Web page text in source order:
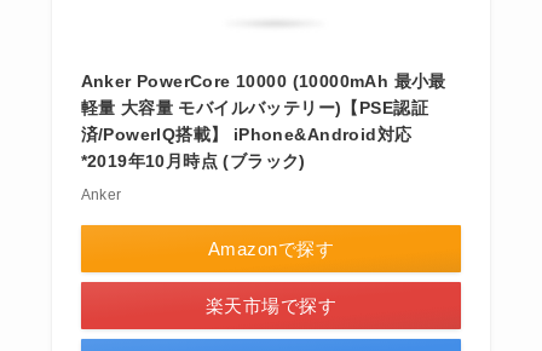
Anker PowerCore 10000 (10000mAh 最小最
軽量 大容量 モバイルバッテリー)【PSE認証
済/PowerIQ搭載】 iPhone&Android対応
*2019年10月時点 (ブラック)
Anker
Amazonで探す
楽天市場で探す